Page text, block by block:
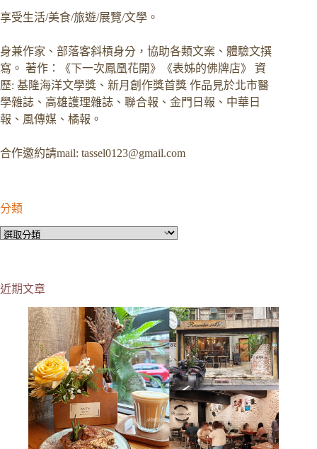
享受生活/美食/旅遊/展覽/文學。
身兼作家、部落客斜槓身分，協助各類文案、體驗文撰
寫。 著作：《下一次鳳凰花開》《表姊的佛牌店》 資
歷: 基隆海洋文學獎、新月創作獎首獎 作品見於北市醫
學雜誌、高雄護理雜誌、聯合報、金門日報、中華日
報、風傳媒、橘報。
合作邀約請mail: tassel0123@gmail.com
分類
分
近期文章